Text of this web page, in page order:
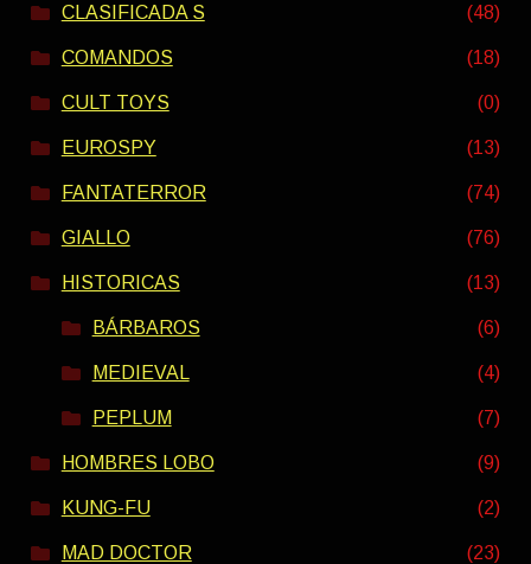
CLASIFICADA S (48)
COMANDOS (18)
CULT TOYS (0)
EUROSPY (13)
FANTATERROR (74)
GIALLO (76)
HISTORICAS (13)
BÁRBAROS (6)
MEDIEVAL (4)
PEPLUM (7)
HOMBRES LOBO (9)
KUNG-FU (2)
MAD DOCTOR (23)